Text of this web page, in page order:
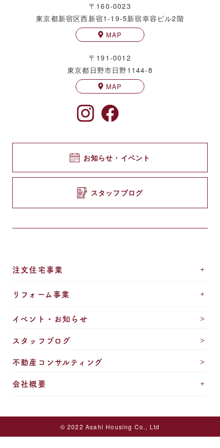
〒160-0023
東京都新宿区西新宿1-19-5新宿幸容ビル2階
MAP
〒191-0012
東京都日野市日野1144-8
MAP
お知らせ・イベント
スタッフブログ
注文住宅事業
リフォーム事業
イベント・お知らせ
スタッフブログ
不動産コンサルティング
会社概要
© 2022 Asahi Housing Co., Ltd